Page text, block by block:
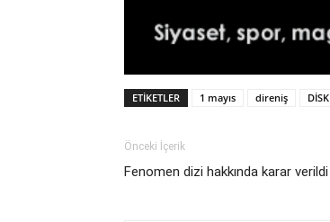
ETIKETLER 1 mayıs direniş DİSK
Önceki İçerik
Fenomen dizi hakkında karar verildi